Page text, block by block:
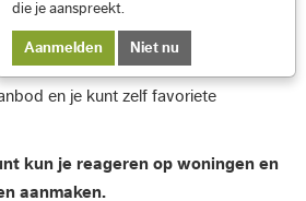
naar een geschikte huurwoning, kun
aanmaken en jouw
Je wordt op de hoogte
en je kunt zelf favoriete
kun je reageren op woningen en
aanmaken.
die je aanspreekt.
Aanmelden Niet nu